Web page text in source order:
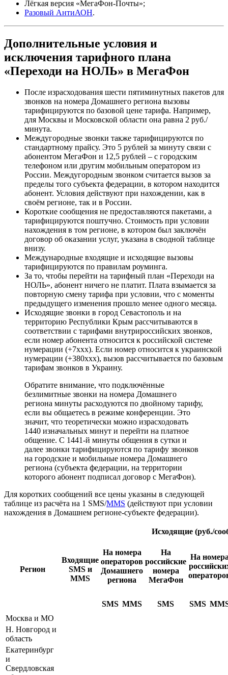
Лёгкая версия «МегаФон-Почты»;
Разовый АнтиАОН.
Дополнительные условия и
исключения тарифного плана
«Переходи на НОЛЬ» в МегаФон
После израсходования шести пятиминутных пакетов для
звонков на номера Домашнего региона вызовы
тарифицируются по базовой цене тарифа. Например,
для Москвы и Московской области она равна 2 руб./
минута.
Междугородные звонки также тарифицируются по
стандартному прайсу. Это 5 рублей за минуту связи с
абонентом МегаФон и 12,5 рублей – с городским
телефоном или другим мобильным оператором из
России. Междугородным звонком считается вызов за
пределы того субъекта федерации, в котором находится
абонент. Условия действуют при нахождении, как в
своём регионе, так и в России.
Короткие сообщения не предоставляются пакетами, а
тарифицируются поштучно. Стоимость при условии
нахождения в том регионе, в котором был заключён
договор об оказании услуг, указана в сводной таблице
внизу.
Международные входящие и исходящие вызовы
тарифицируются по правилам роуминга.
За то, чтобы перейти на тарифный план «Переходи на
НОЛЬ», абонент ничего не платит. Плата взымается за
повторную смену тарифа при условии, что с моменты
предыдущего изменения прошло менее одного месяца.
Исходящие звонки в город Севастополь и на
территорию Республики Крым рассчитываются в
соответствии с тарифами внутрироссийских звонков,
если номер абонента относится к российской системе
нумерации (+7xxx). Если номер относится к украинской
нумерации (+380xxx), вызов рассчитывается по базовым
тарифам звонков в Украину.
Обратите внимание, что подключённые
безлимитные звонки на номера Домашнего
региона минуты расходуются по двойному тарифу,
если вы общаетесь в режиме конференции. Это
значит, что теоретически можно израсходовать
1440 изначальных минут и перейти на платное
общение. С 1441-й минуты общения в сутки и
далее звонки тарифицируются по тарифу звонков
на городские и мобильные номера Домашнего
региона (субъекта федерации, на территории
которого абонент подписал договор с МегаФон).
Для коротких сообщений все цены указаны в следующей
таблице из расчёта на 1 SMS/MMS (действуют при условии
нахождения в Домашнем регионе-субъекте федерации).
Регион
Входящие
SMS и
MMS
Исходящие (руб./
На номера
операторов
Домашнего
региона
На
российские
номера
МегаФон
На
SMS MMS SMS SMS
Москва и МО
Н. Новгород и
область
Екатеринбург
и
Свердловская